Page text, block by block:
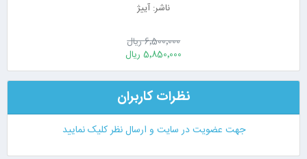
ناشر: آییژ
6٬500٬000 ریال
5٬850٬000 ریال
نظرات کاربران
جهت عضویت در سایت و ارسال نظر کلیک نمایید